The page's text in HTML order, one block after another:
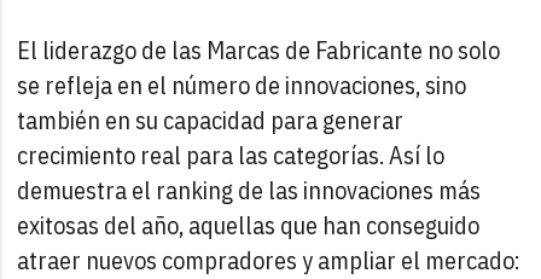
El liderazgo de las Marcas de Fabricante no solo
se refleja en el número de innovaciones, sino
también en su capacidad para generar
crecimiento real para las categorías. Así lo
demuestra el ranking de las innovaciones más
exitosas del año, aquellas que han conseguido
atraer nuevos compradores y ampliar el mercado: